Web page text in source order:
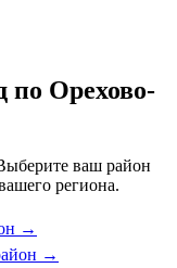
по Орехово-
ваш район
региона.
→
→